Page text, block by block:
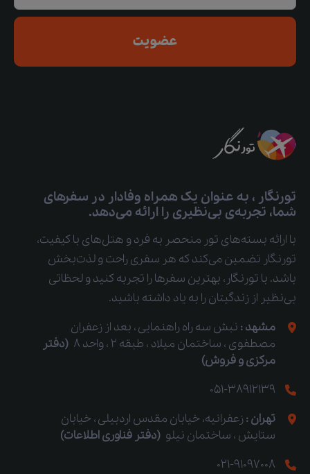
عضویت
تورنگار ، به عنوان یک همراه وفادار در سفرهای
شما، تجربه‌ی بی‌نظیری را ارائه می‌دهد.
با ارائه بسته‌های تور منحصر به فرد و هتل‌های با کیفیت،
تورنگار تضمین می‌کند که هر سفری راحت و لذت‌بخش
باشد. با تورنگار، بهترین سفرها را تجربه کنید و لحظاتی
بی‌نظیر از زندگیتان را به یاد داشته باشید.
مشهد : نبش سه راه راهنمایی ، بعد از زعفران
مصطفوی ، ساختمان میلاد ، طبقه 2 ، واحد 8
(دفتر
مرکزی و فروش)
051-38912139
تهران :زعفرانیه، خیابان مقدس اردبیلی ، خیابان
ستایش ، ساختمان نیلو (دفتر فناوری اطلاعات)
021-91097008